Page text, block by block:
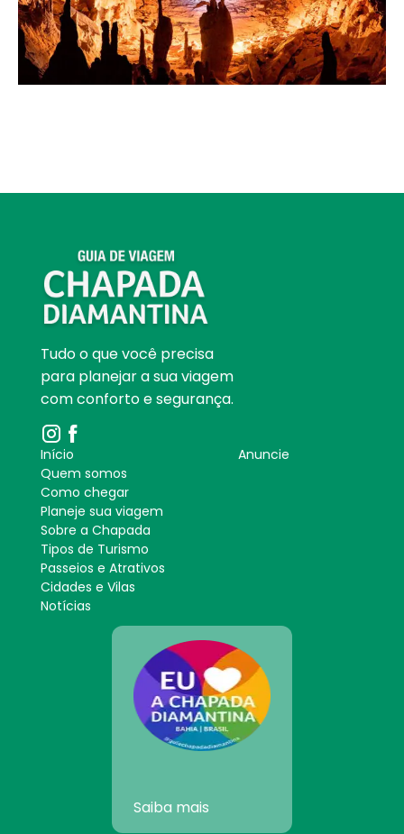
Tudo o que você precisa
para planejar a sua viagem
com conforto e segurança.
Início
Quem somos
Como chegar
Planeje sua viagem
Sobre a Chapada
Tipos de Turismo
Passeios e Atrativos
Cidades e Vilas
Notícias
Anuncie
Saiba mais